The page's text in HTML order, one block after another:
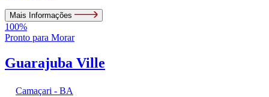
Mais Informações
100%
Pronto para Morar
Guarajuba Ville
Camaçari - BA